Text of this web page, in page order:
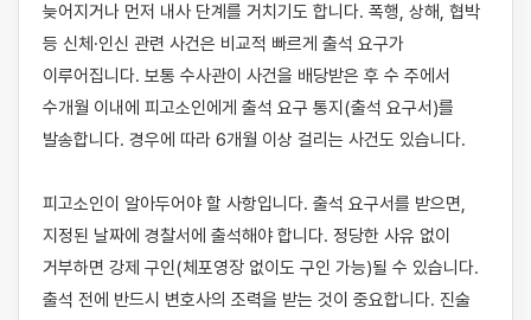
늦어지거나 먼저 내사 단계를 거치기도 합니다. 폭행, 상해, 협박
등 신체·인신 관련 사건은 비교적 빠르게 출석 요구가
이루어집니다. 보통 수사관이 사건을 배당받은 후 수 주에서
수개월 이내에 피고소인에게 출석 요구 통지(출석 요구서)를
발송합니다. 경우에 따라 6개월 이상 걸리는 사건도 있습니다.
피고소인이 알아두어야 할 사항입니다. 출석 요구서를 받으면,
지정된 날짜에 경찰서에 출석해야 합니다. 정당한 사유 없이
거부하면 강제 구인(체포영장 없이도 구인 가능)될 수 있습니다.
출석 전에 반드시 변호사의 조력을 받는 것이 중요합니다. 진술